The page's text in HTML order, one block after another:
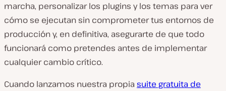
marcha, personalizar los plugins y los temas para ver
cómo se ejecutan sin comprometer tus entornos de
producción y, en definitiva, asegurarte de que todo
funcionará como pretendes antes de implementar
cualquier cambio crítico.
Cuando lanzamos nuestra propia suite gratuita de